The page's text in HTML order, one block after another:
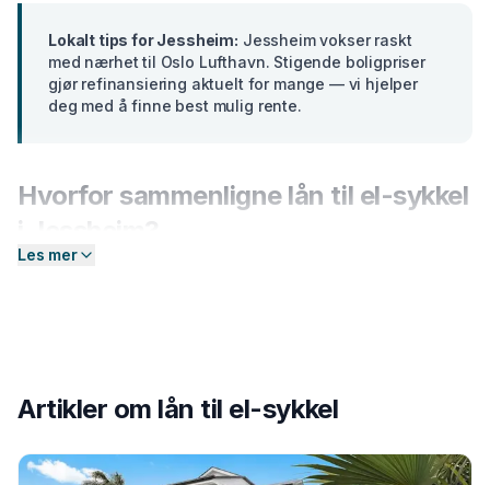
Lokalt tips forJessheim: Jessheim vokser raskt
med nærhet til Oslo Lufthavn. Stigende boligpriser
gjør refinansiering aktuelt for mange — vi hjelper
deg med å finne best mulig rente.
Hvorfor sammenligne lån til el-sykkel
Banker i
sammenligne aktuelle tilbud og finne det som passer
Les mer
Artikler om lån til el-sykkel